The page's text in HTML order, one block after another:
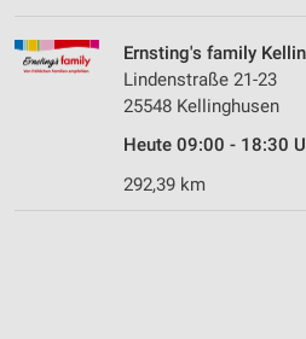
Ernsting's family
Lindenstraße 21-23
25548 Kellinghusen
Heute 09:00 - 18:30
292,39 km